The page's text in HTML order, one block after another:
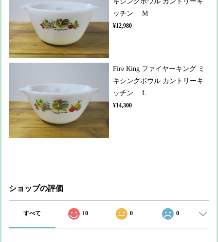
ッチン M
¥12,980
Fire King ファイヤーキング ミ
キシングボウル カントリーキ
ッチン L
¥14,300
ショップの評価
すべて 10 0 0